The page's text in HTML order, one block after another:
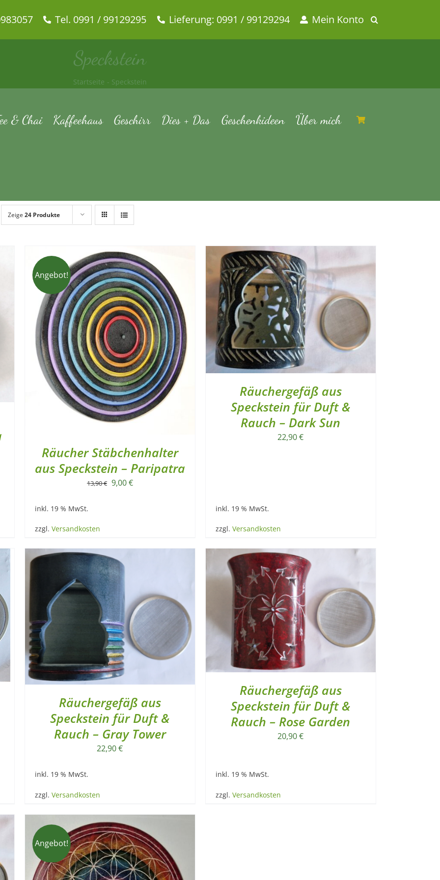
Tel. 0991 / 99129295 Lieferung: 0991 / 99129294 Mein Konto
& Chai Kaffeehaus Geschirr Dies + Das Geschenkideen Über mich
Speckstein
Startseite Speckstein
Zeige 24 Produkte
Angebot!
Räucher Stäbchenhalter
aus Speckstein – Paripatra
13,90€ Ursprünglicher
9,00€Aktueller
inkl. 19 % MwSt.
zzgl. Versandkosten
Räuchergefäß aus
Speckstein für Duft &
Rauch – Dark Sun
22,90€
inkl. 19 % MwSt.
zzgl. Versandkosten
Räuchergefäß aus
Speckstein für Duft &
Rauch – Gray Tower
22,90€
inkl. 19 % MwSt.
zzgl. Versandkosten
Räuchergefäß aus
Speckstein für Duft &
Rauch – Rose Garden
20,90€
inkl. 19 % MwSt.
zzgl. Versandkosten
Angebot!